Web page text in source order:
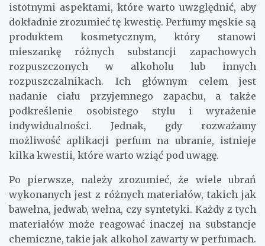
istotnymi aspektami, które warto uwzględnić, aby
dokładnie zrozumieć tę kwestię. Perfumy męskie są
produktem kosmetycznym, który stanowi
mieszankę różnych substancji zapachowych
rozpuszczonych w alkoholu lub innych
rozpuszczalnikach. Ich głównym celem jest
nadanie ciału przyjemnego zapachu, a także
podkreślenie osobistego stylu i wyrażenie
indywidualności. Jednak, gdy rozważamy
możliwość aplikacji perfum na ubranie, istnieje
kilka kwestii, które warto wziąć pod uwagę.
Po pierwsze, należy zrozumieć, że wiele ubrań
wykonanych jest z różnych materiałów, takich jak
bawełna, jedwab, wełna, czy syntetyki. Każdy z tych
materiałów może reagować inaczej na substancje
chemiczne, takie jak alkohol zawarty w perfumach.